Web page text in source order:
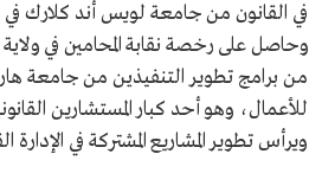
في القانون من جامعة لويس أند كلارك في
وحاصل على رخصة نقابة المحامين في
من برامج تطوير التنفيذين من جامعة
للأعمال، وهو أحد كبار المستشارين
ويرأس تطوير المشاريع المشتركة في الإدارة